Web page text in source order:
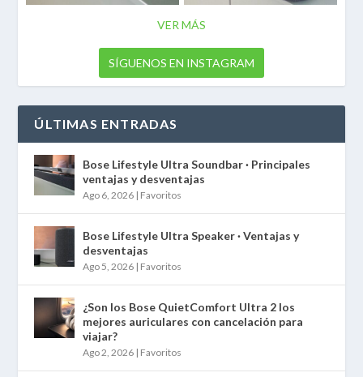
VER MÁS
SÍGUENOS EN INSTAGRAM
ÚLTIMAS ENTRADAS
Bose Lifestyle Ultra Soundbar · Principales
ventajas y desventajas
Ago 6, 2026 | Favoritos
Bose Lifestyle Ultra Speaker · Ventajas y
desventajas
Ago 5, 2026 | Favoritos
¿Son los Bose QuietComfort Ultra 2 los
mejores auriculares con cancelación para
viajar?
Ago 2, 2026 | Favoritos